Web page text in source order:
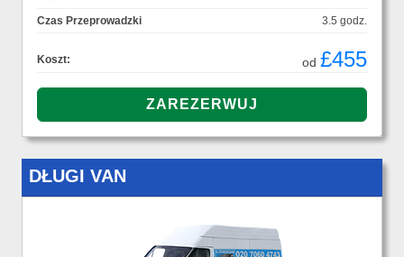
Czas Przeprowadzki
3.5 godz.
Koszt: od £455
DŁUGI VAN